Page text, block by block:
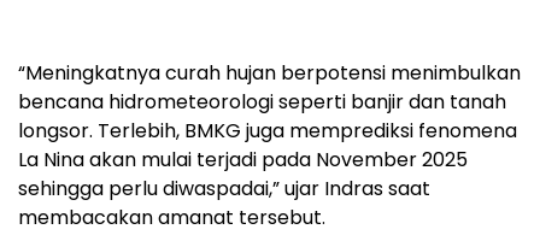
“Meningkatnya curah hujan berpotensi menimbulkan
bencana hidrometeorologi seperti banjir dan tanah
longsor. Terlebih, BMKG juga memprediksi fenomena
La Nina akan mulai terjadi pada November 2025
sehingga perlu diwaspadai,” ujar Indras saat
membacakan amanat tersebut.